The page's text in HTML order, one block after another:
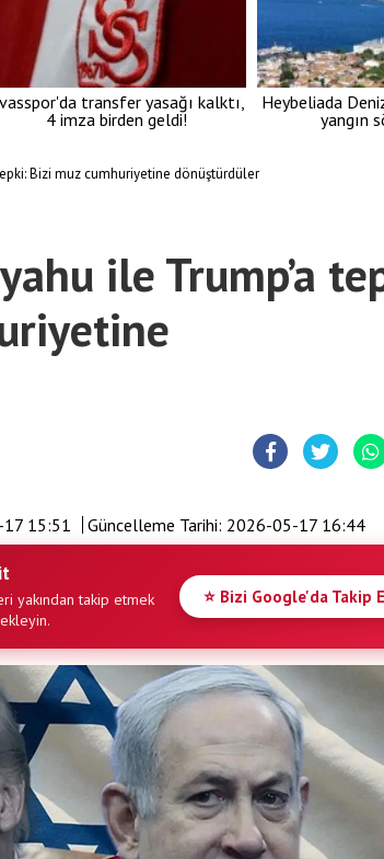
transfer yasağı kalktı,
4 imza birden geldi!
Heybeliada
yangın
Bizi muz cumhuriyetine dönüştürdüler
ile Trump’a
15:51 Güncelleme Tarihi: 2026-05-17 16:44
yakından takip etmek
⭐ Bizi Google'da Takip